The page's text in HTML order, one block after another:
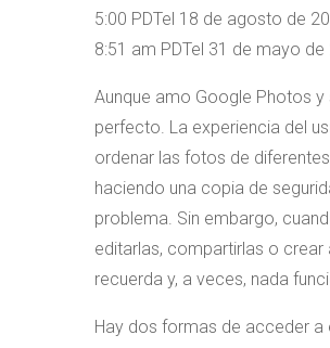
5:00 PDTel 18 de agosto de
8:51 am PDTel 31 de mayo de
Aunque amo Google Photos
perfecto. La experiencia del
ordenar las fotos de
haciendo una copia de
problema. Sin embargo,
editarlas, compartirlas o crear
recuerda y, a veces, nada
Hay dos formas de acceder a